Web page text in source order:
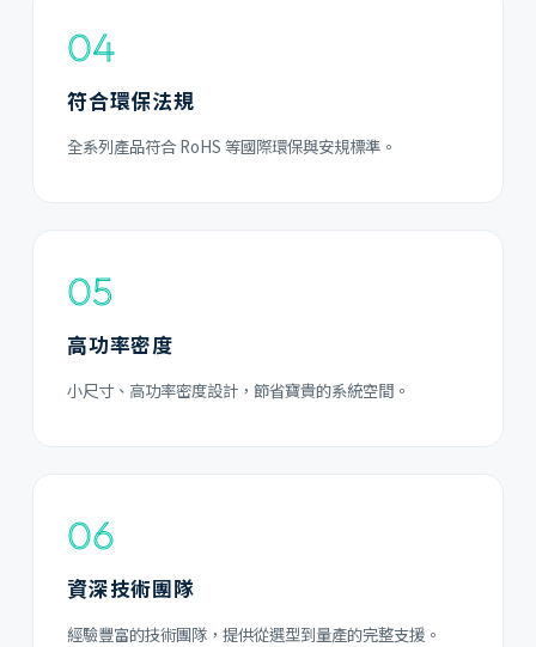
04
符合環保法規
全系列產品符合 RoHS 等國際環保與安規標準。
05
高功率密度
小尺寸、高功率密度設計，節省寶貴的系統空間。
06
資深技術團隊
經驗豐富的技術團隊，提供從選型到量產的完整支援。